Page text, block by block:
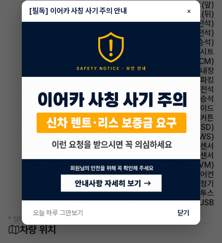
시트 열선시트(앞)
시트 열선시트(뒤)
시트 메모리시트(운전석)
시트 통풍시트(운전석)
시트 통풍시트(동승석)
시트 안마시트
룸미러 전자식 룸미러(ECM)
스티어링휠 열선내장
파킹 전자식 파킹
에어백 운전석
에어백 동승석
에어백 사이드
에어백 커튼
주행안전 후측방경보시스템(BSD)
주행안전 차선이탈경보(LDWS)
주차보조 전방감지센서
주차보조 후방감지센서
주차보조 어라운드뷰(AVM)
에어컨 풀오토에어컨
에어컨 공기청정기
유무선단자 블루투스
유무선단자 USB
* 정확한 정보는 판매자와 반드시 확인하시기 바랍니다.
차량 위치
[필독] 이어카 사칭 사기 주의 안내 ×
오늘 하루 그만보기 닫기